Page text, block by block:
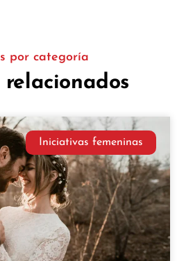
por categoría
Iniciativas femeninas